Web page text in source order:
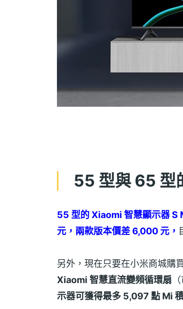
55 型與 65 型
55 型的 Xiaomi 智慧顯示器 S
元，兩款版本價差 6,000 元，
另外，現在只要在小米商城購
Xiaomi 智慧直流變頻循環扇
示器可獲得最多 5,097 點 Mi